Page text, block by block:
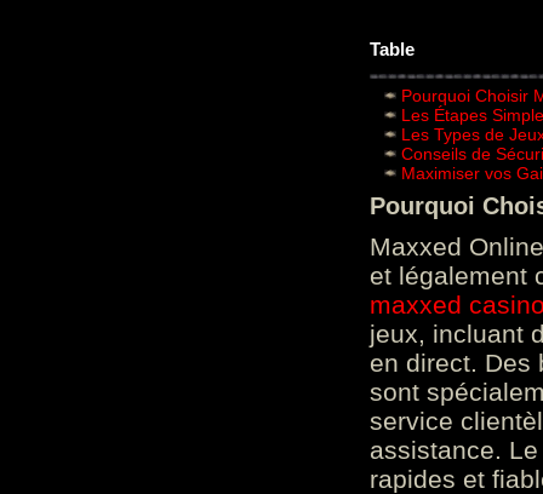
Table
Pourquoi Choisir
Les Étapes
Les Types de
Conseils de
Maximiser vos
Pourquoi
Maxxed
et légalement
maxxed
jeux, incluant
en direct. Des
sont
service
assistance.
rapides et